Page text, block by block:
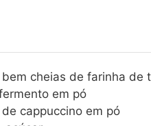
cheias de farinha de
em pó
cappuccino em pó